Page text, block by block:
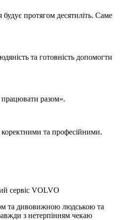
будує протягом десятиліть. Саме
та готовність допомогти
разом».
та професійними.
сервіс VOLVO
та дивовижною людською та
з нетерпінням чекаю